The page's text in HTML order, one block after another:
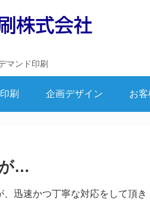
マンド印刷
刷 企画デザイン お
…
迅速かつ丁寧な対応をして頂き